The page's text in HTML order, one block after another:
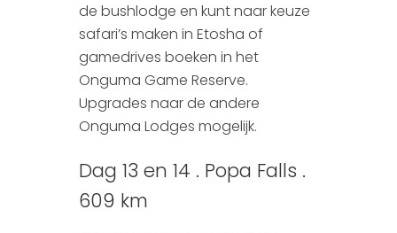
de bushlodge en kunt naar keuze
safari’s maken in Etosha of
gamedrives boeken in het
Onguma Game Reserve.
Upgrades naar de andere
Onguma Lodges mogelijk.
Dag 13 en 14 . Popa Falls .
609 km